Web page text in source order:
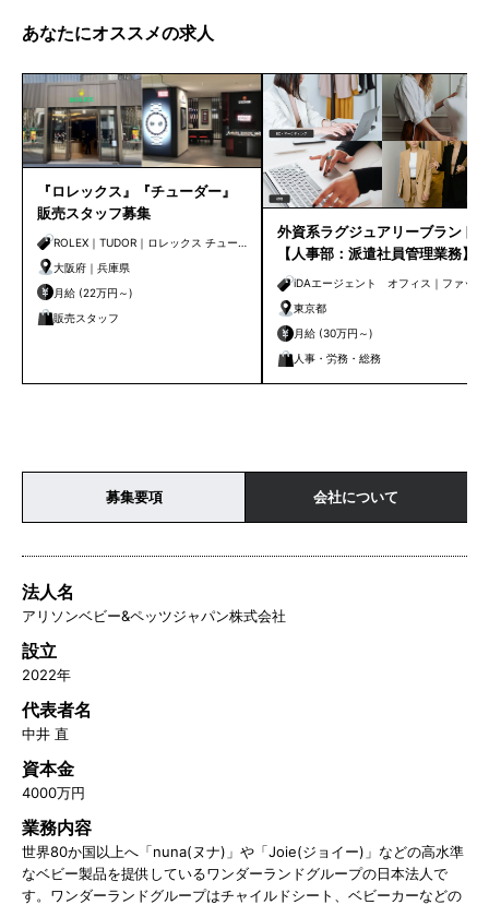
あなたにオススメの求人
『ロレックス』『チューダー』
販売スタッフ募集
ROLEX｜TUDOR｜ロレックス チュー
ダー
大阪府｜兵庫県
月給 (22万円～)
販売スタッフ
外資系ラグジュアリーブランド
【人事部：派遣社員管理業務】
iDAエージェント オフィス｜ファッシ
ョン・ビューティー
東京都
月給 (30万円～)
人事・労務・総務
募集要項 会社について
法人名
アリソンベビー&ペッツジャパン株式会社
設立
2022年
代表者名
中井 直
資本金
4000万円
業務内容
世界80か国以上へ「nuna(ヌナ)」や「Joie(ジョイー)」などの高水準
なベビー製品を提供しているワンダーランドグループの日本法人で
す。ワンダーランドグループはチャイルドシート、ベビーカーなどの